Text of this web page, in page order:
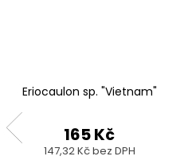
Eriocaulon sp. "Vietnam"
147,32 Kč bez DPH
165 Kč